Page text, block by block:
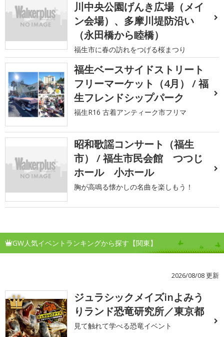
川中央公園げんき広場（メイ
ン会場）、多摩川堤防沿い
（永田橋から睦橋）
福生市に春の訪れをつげる桜まつり
福生ベースサイドストリート
フリーマーケット（4月） / 福
生フレンドシップパーク
福生R16 古着アンティーク市フリマ
昭和歌謡コンサート（福生
市） / 福生市民会館 つつじ
ホール 小ホール
胸が高鳴る懐かしの名曲を楽しもう！
GW人気イベントランキングから探す【関東】
2026/08/08 更新
1
ジュラシックメイズinよみう
りランド恐竜研究所／東京都
見て触れて学べる恐竜イベント